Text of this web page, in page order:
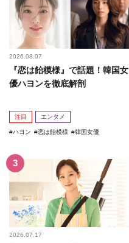
2026.08.07
『恋は飴模様』で話題！韓国女
優ハヨンを徹底解剖
注目 エンタメ
ハヨン 恋は飴模様 韓国女優
2026.07.17